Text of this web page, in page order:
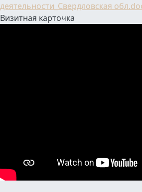
деятельности_Свердловская
Визитная карточка